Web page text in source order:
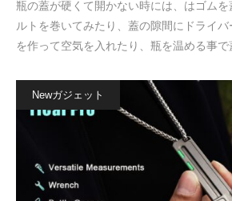
瓶の蓋が硬くて開かない時には、はゴム
ルトを巻いてみたり、蓋の隙間にドライ
を作って空気を入れたり、瓶を温める事で
Newガジェット